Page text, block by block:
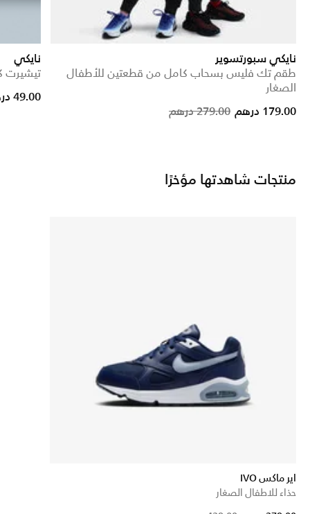
نايكي سبورتسوير
طقم تك فليس بسحاب كامل من قطعتين للأطفال
الصغار
Price reduced from279.00 درهم 179.00 درهم
نايكي
تيشيرت
reduced from
to
49.00 درهم
منتجات شاهدتها مؤخرًا
اير ماكس IVO
حذاء للاطفال الصغار